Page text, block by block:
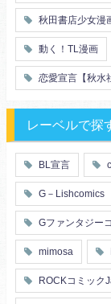
秋田書店少女漫
動く！TL漫画
恋愛宣言【秋水
レーベルで探
BL宣言
G－Lishcomics
Gファンタジー
mimosa
ROCKコミック